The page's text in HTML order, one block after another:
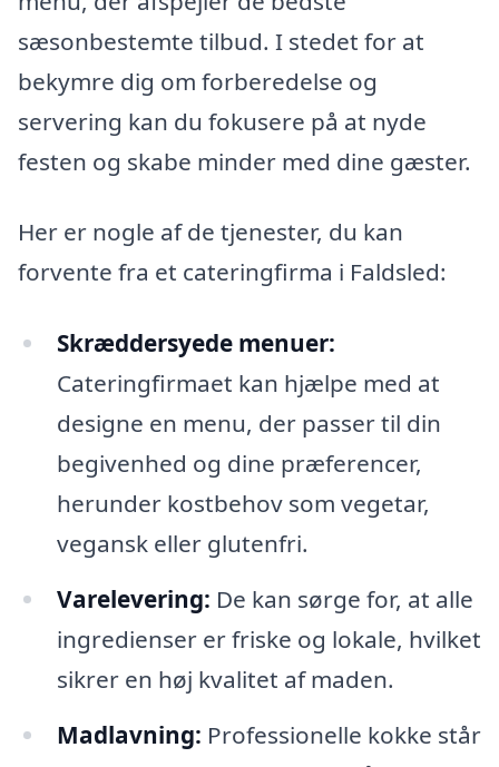
sæsonbestemte tilbud. I stedet for at
bekymre dig om forberedelse og
servering kan du fokusere på at nyde
festen og skabe minder med dine gæster.
Her er nogle af de tjenester, du kan
forvente fra et cateringfirma i Faldsled:
Skræddersyede menuer:
Cateringfirmaet kan hjælpe med at
designe en menu, der passer til din
begivenhed og dine præferencer,
herunder kostbehov som vegetar,
vegansk eller glutenfri.
Varelevering: De kan sørge for, at alle
ingredienser er friske og lokale, hvilket
sikrer en høj kvalitet af maden.
Madlavning: Professionelle kokke står